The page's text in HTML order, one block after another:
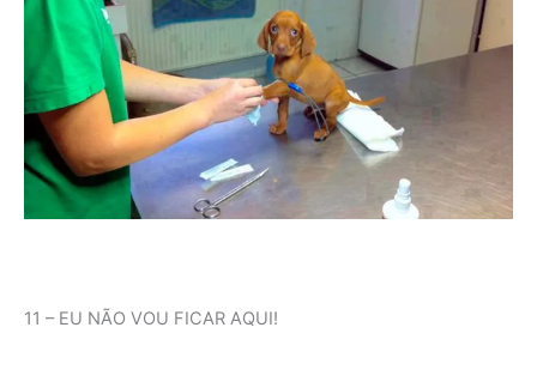
11 – EU NÃO VOU FICAR AQUI!